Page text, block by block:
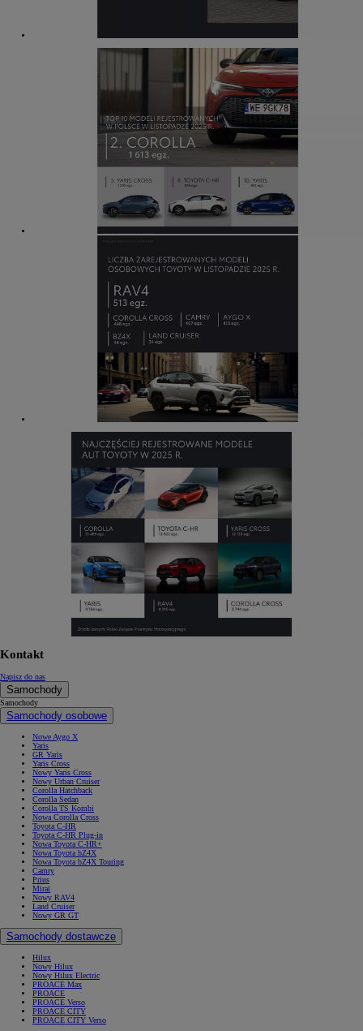
Kontakt
Napisz do nas
Samochody
Samochody
Samochody osobowe
Nowe Aygo X
Yaris
GR Yaris
Yaris Cross
Nowy Yaris Cross
Nowy Urban Cruiser
Corolla Hatchback
Corolla Sedan
Corolla TS Kombi
Nowa Corolla Cross
Toyota C-HR
Toyota C-HR Plug-in
Nowa Toyota C-HR+
Nowa Toyota bZ4X
Nowa Toyota bZ4X Touring
Camry
Prius
Mirai
Nowy RAV4
Land Cruiser
Nowy GR GT
Samochody dostawcze
Hilux
Nowy Hilux
Nowy Hilux Electric
PROACE Max
PROACE
PROACE Verso
PROACE CITY
PROACE CITY Verso